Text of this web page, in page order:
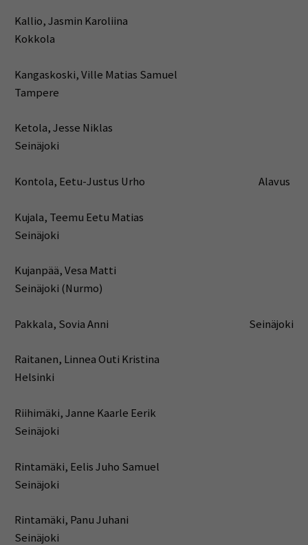
Kallio, Jasmin Karoliina
Kokkola
Kangaskoski, Ville Matias Samuel
Tampere
Ketola, Jesse Niklas
Seinäjoki
Kontola, Eetu-Justus Urho Alavus
Kujala, Teemu Eetu Matias
Seinäjoki
Kujanpää, Vesa Matti
Seinäjoki (Nurmo)
Pakkala, Sovia Anni Seinäjoki
Raitanen, Linnea Outi Kristina
Helsinki
Riihimäki, Janne Kaarle Eerik
Seinäjoki
Rintamäki, Eelis Juho Samuel
Seinäjoki
Rintamäki, Panu Juhani
Seinäjoki